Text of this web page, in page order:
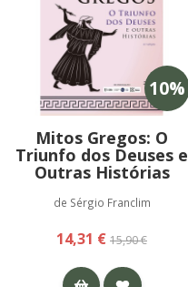
10%
Mitos Gregos: O
Triunfo dos Deuses e
Outras Histórias
de Sérgio Franclim
14,31 € 15,90 €